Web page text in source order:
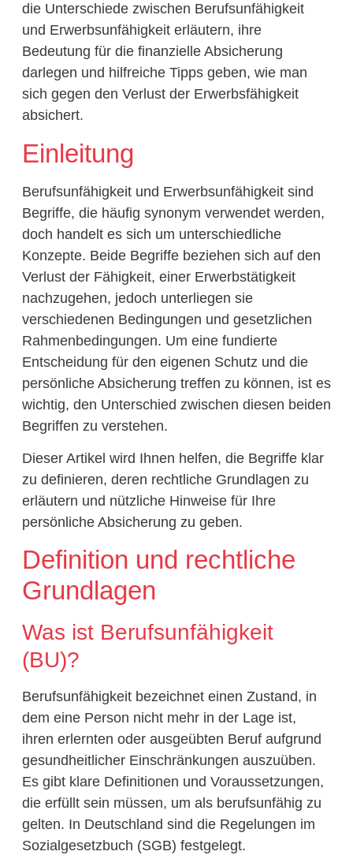
die Unterschiede zwischen Berufsunfähigkeit
und Erwerbsunfähigkeit erläutern, ihre
Bedeutung für die finanzielle Absicherung
darlegen und hilfreiche Tipps geben, wie man
sich gegen den Verlust der Erwerbsfähigkeit
absichert.
Einleitung
Berufsunfähigkeit und Erwerbsunfähigkeit sind
Begriffe, die häufig synonym verwendet werden,
doch handelt es sich um unterschiedliche
Konzepte. Beide Begriffe beziehen sich auf den
Verlust der Fähigkeit, einer Erwerbstätigkeit
nachzugehen, jedoch unterliegen sie
verschiedenen Bedingungen und gesetzlichen
Rahmenbedingungen. Um eine fundierte
Entscheidung für den eigenen Schutz und die
persönliche Absicherung treffen zu können, ist es
wichtig, den Unterschied zwischen diesen beiden
Begriffen zu verstehen.
Dieser Artikel wird Ihnen helfen, die Begriffe klar
zu definieren, deren rechtliche Grundlagen zu
erläutern und nützliche Hinweise für Ihre
persönliche Absicherung zu geben.
Definition und rechtliche
Grundlagen
Was ist Berufsunfähigkeit
(BU)?
Berufsunfähigkeit bezeichnet einen Zustand, in
dem eine Person nicht mehr in der Lage ist,
ihren erlernten oder ausgeübten Beruf aufgrund
gesundheitlicher Einschränkungen auszuüben.
Es gibt klare Definitionen und Voraussetzungen,
die erfüllt sein müssen, um als berufsunfähig zu
gelten. In Deutschland sind die Regelungen im
Sozialgesetzbuch (SGB) festgelegt.